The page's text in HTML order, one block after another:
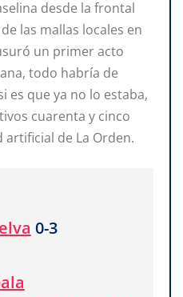
desde la frontal
las mallas locales en
un primer acto
todo habría de
es que ya no lo estaba,
cuarenta y cinco
de La Orden.
0-3